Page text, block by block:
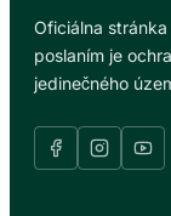
Oficiálna
poslaním je
jedinečného